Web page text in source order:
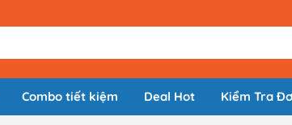
Combo tiết kiệm Deal Hot Kiểm Tra